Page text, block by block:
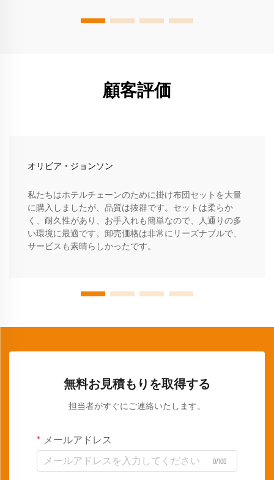
顧客評価
オリビア・ジョンソン
私たちはホテルチェーンのために掛け布団セットを大量
に購入しましたが、品質は抜群です。セットは柔らか
く、耐久性があり、お手入れも簡単なので、人通りの多
い環境に最適です。卸売価格は非常にリーズナブルで、
サービスも素晴らしかったです。
無料お見積もりを取得する
担当者がすぐにご連絡いたします。
メールアドレス
0/100